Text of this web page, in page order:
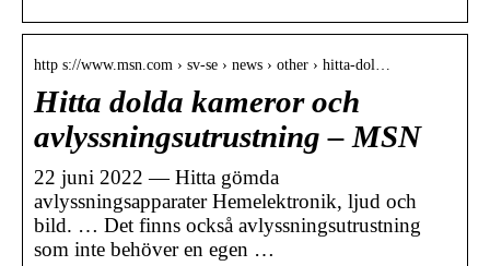
http s://www.msn.com › sv-se › news › other › hitta-dol…
Hitta dolda kameror och
avlyssningsutrustning – MSN
22 juni 2022 — Hitta gömda
avlyssningsapparater Hemelektronik, ljud och
bild. … Det finns också avlyssningsutrustning
som inte behöver en egen …